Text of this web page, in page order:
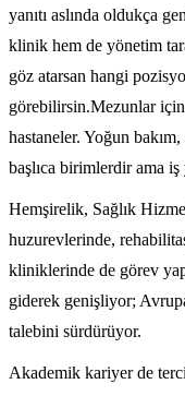
yanıtı aslında oldukça
klinik hem de yönetim
göz atarsan hangi
görebilirsin.Mezunlar için
hastaneler. Yoğun
başlıca birimlerdir ama
Hemşirelik, Sağlık
huzurevlerinde,
kliniklerinde de görev
giderek genişliyor;
talebini sürdürüyor.
Akademik kariyer de